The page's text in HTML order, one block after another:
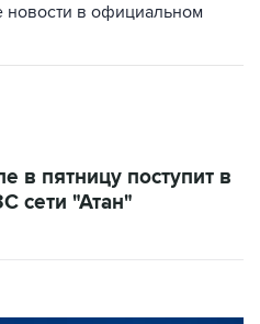
новости в официальном
в пятницу поступит в
сети "Атан"